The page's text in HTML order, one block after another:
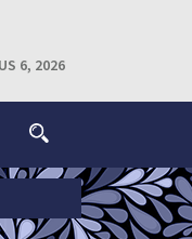
6, 2026